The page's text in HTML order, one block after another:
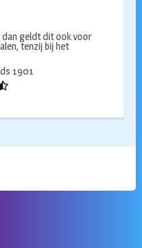
geldt dit ook voor
tenzij bij het
1901